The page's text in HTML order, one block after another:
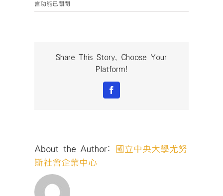
Lab
錄-
言功能已關閉
Share This Story, Choose Your
Platform!
Facebook
About the Author:
國立中央大學尤努
斯社會企業中心